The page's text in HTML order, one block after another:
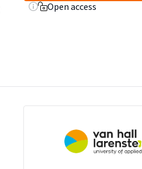
Open access